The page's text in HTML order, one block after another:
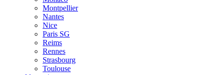
Montpellier
Nantes
Nice
Paris SG
Reims
Rennes
Strasbourg
Toulouse